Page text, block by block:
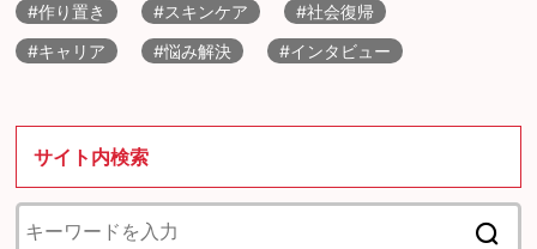
#作り置き
#スキンケア
#社会復帰
#キャリア
#悩み解決 #インタビュー
サイト内検索